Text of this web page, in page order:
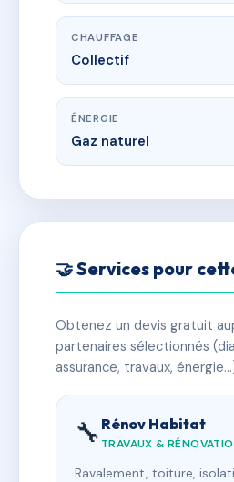
CHAUFFAGE
Collectif
ÉNERGIE
Gaz naturel
🤝 Services pour
Obtenez un devis gratuit
partenaires sélectionnés
assurance, travaux,
🔧 Rénov Habitat
TRAVAUX &
Ravalement, toiture,